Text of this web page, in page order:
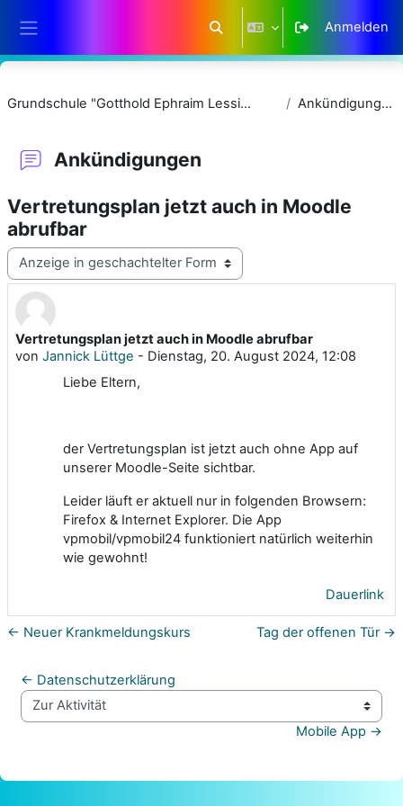
Sucheingabe umschalten
Anmelden
Grundschule "Gotthold Ephraim Lessing" Ankündigungen
Ankündigungen
Vertretungsplan jetzt auch in Moodle
abrufbar
Anzeigemodus
Vertretungsplan jetzt auch in Moodle abrufbar
von Jannick Lüttge - Dienstag, 20. August 2024, 12:08
Anzahl Antworten: 0
Liebe Eltern,
der Vertretungsplan ist jetzt auch ohne App auf
unserer Moodle-Seite sichtbar.
Leider läuft er aktuell nur in folgenden Browsern:
Firefox & Internet Explorer. Die App
vpmobil/vpmobil24 funktioniert natürlich weiterhin
wie gewohnt!
Dauerlink
← Neuer Krankmeldungskurs Tag der offenen Tür →
← Datenschutzerklärung
Zur Aktivität
Mobile App →